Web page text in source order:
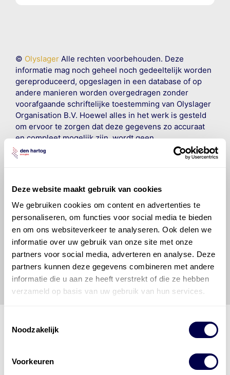
Deze website maakt gebruik van cookies
We gebruiken cookies om content en advertenties te
personaliseren, om functies voor social media te bieden
en om ons websiteverkeer te analyseren. Ook delen we
informatie over uw gebruik van onze site met onze
partners voor social media, adverteren en analyse. Deze
partners kunnen deze gegevens combineren met andere
informatie die u aan ze heeft verstrekt of die ze hebben
verzameld op basis van uw gebruik van hun services.
Noodzakelijk
Voorkeuren
© OlyslagerAlle rechten voorbehouden. Deze
informatie mag noch geheel noch gedeeltelijk worden
gereproduceerd, opgeslagen in een database of op
andere manieren worden overgedragen zonder
voorafgaande schriftelijke toestemming van Olyslager
Organisation B.V. Hoewel alles in het werk is gesteld
om ervoor te zorgen dat deze gegevens zo accuraat
en compleet mogelijk zijn, wordt geen
aansprakelijkheid aanvaard, anders dan waartoe een
wettelijke verplichting bestaat, voor schade of verlies
raadplegen en te gebruiken erkent de gebruiker dat
hij/zij de ervaring, de kennis en het vermogen heeft
om de vereiste onderhoudswerkzaamheden op een
veilige en verantwoorde manier uit te voeren. Hij/zij
vrijwaart en indemniseert de uitgever enDen Hartog
Energiesvoor enig verlies, letsel, claim en schade
veroorzaakt door een onjuiste interpretatie of een
onjuist gebruik van de gepubliceerde gegevens.